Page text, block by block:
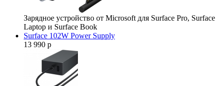
Зарядное устройство от Microsoft для Surface Pro, Surface
Laptop и Surface Book
Surface 102W Power Supply
13 990 р